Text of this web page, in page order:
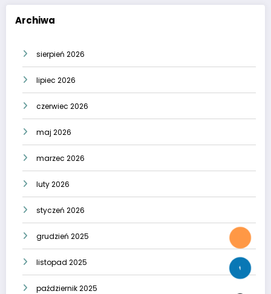
Archiwa
sierpień 2026
lipiec 2026
czerwiec 2026
maj 2026
marzec 2026
luty 2026
styczeń 2026
grudzień 2025
listopad 2025
październik 2025